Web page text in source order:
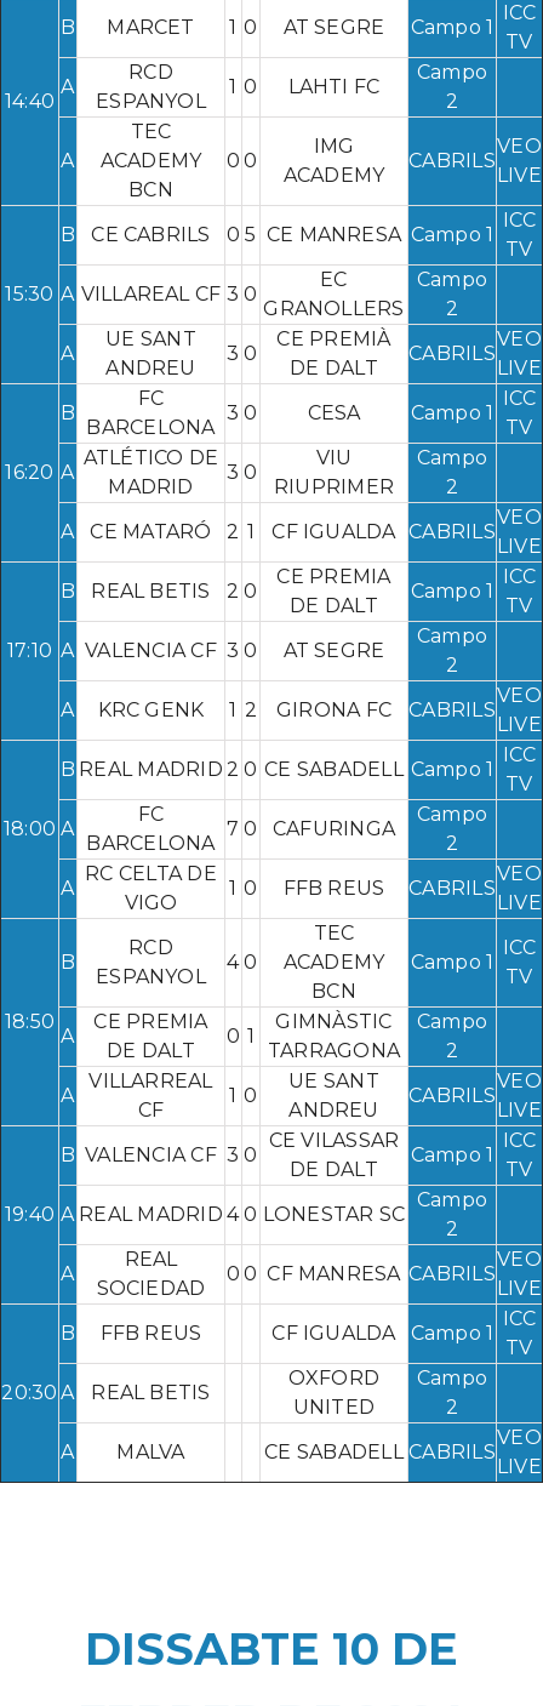
14:40
B MARCET 1 0 AT SEGRE Campo 1
ICC
TV
A
RCD
ESPANYOL
1 0 LAHTI FC
Campo
2
A
TEC
ACADEMY
BCN
0 0
IMG
ACADEMY
CABRILS
VEO
LIVE
15:30
B CE CABRILS 0 5 CE MANRESA Campo 1
ICC
TV
A VILLAREAL CF 3 0
EC
GRANOLLERS
Campo
2
A
UE SANT
ANDREU
3 0
CE PREMIÀ
DE DALT
CABRILS
VEO
LIVE
16:20
B
FC
BARCELONA
3 0 CESA Campo 1
ICC
TV
A
ATLÉTICO DE
MADRID
3 0
VIU
RIUPRIMER
Campo
2
A
CE MATARÓ 2 1 CF IGUALDA CABRILS
VEO
LIVE
17:10
B REAL BETIS 2 0
CE PREMIA
DE DALT
Campo 1
ICC
TV
A VALENCIA CF 3 0 AT SEGRE
Campo
2
A
KRC GENK 1 2 GIRONA FC CABRILS
VEO
LIVE
18:00
B REAL MADRID 2 0 CE SABADELL Campo 1
ICC
TV
A
FC
BARCELONA
7 0 CAFURINGA
Campo
2
A
RC CELTA DE
VIGO
1 0 FFB REUS CABRILS
VEO
LIVE
18:50
B
RCD
ESPANYOL
40
TEC
ACADEMY
BCN
Campo 1
ICC
TV
A
CE PREMIA
DE DALT
0 1
GIMNÀSTIC
TARRAGONA
Campo
2
A
VILLARREAL
CF
1 0
UE SANT
ANDREU
CABRILS
VEO
LIVE
19:40
B VALENCIA CF 3 0
CE VILASSAR
DE DALT
Campo 1
ICC
TV
A REAL MADRID 40 LONESTAR SC
Campo
2
A
REAL
SOCIEDAD
0 0 CF MANRESA CABRILS
VEO
LIVE
20:30
B FFB REUS CF IGUALDA Campo 1
ICC
TV
A
REAL BETIS
OXFORD
UNITED
Campo
2
A
MALVA CE SABADELL CABRILS
VEO
LIVE
DISSABTE 10 DE